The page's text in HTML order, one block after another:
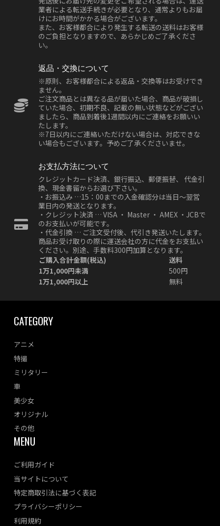
業者による転送手続きが必要となり、通常よりもお届
けにお時間がかかる場合がございます。
また、お客様都合により発生する転送の送料はお客様
のご負担となりますので、あらかじめご了承くださ
い。
返品・交換について
※原則、お客様都合による返品・交換等はお受けでき
ません。
ご注文商品とは異なる品が届いた場合、商品が破損し
ていた場合、初期不良、記載の無い状態などがござい
ましたら、商品到着後1週間以内にご連絡をお願いい
たします。
※7日以内にご連絡いただけない場合は、対応できな
い場合もございます。予めご了承くださいませ。
お支払方法について
クレジットカード決済、銀行振込、郵便振替、 代金引
換、現金書留からお選び下さい。
・お振込み …15：00までの入金確認分は当日～翌営
業日内の発送となります。
・クレジット決済 … VISA ・ Master ・ AMEX ・JCBで
のお支払いが可能です。
・代金引換 … ご注文受付後、代引き発送いたします。
商品お受け取りの際に運送会社の方に代金をお支払い
ください。別途、手数料300円加算となります。
ご購入合計金額(税込)
送料
1万1,000円未満
500円
1万1,000円以上
無料
CATEGORY
アニメ
特撮
ミリタリー
車
美少女
オリジナル
その他
MENU
ご利用ガイド
当サイトについて
特定商取引法に基づく表記
プライバシーポリシー
利用規約